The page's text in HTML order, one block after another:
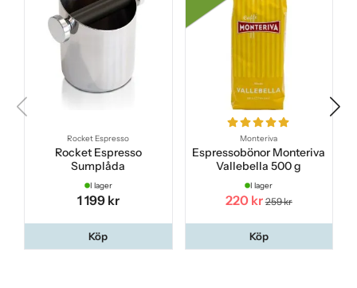
Rocket Espresso
Rocket Espresso
Sumplåda
I lager
1 199 kr
Köp
Monteriva
Espressobönor Monteriva
Vallebella 500 g
I lager
220 kr 259 kr
Köp